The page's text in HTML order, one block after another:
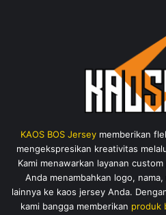
KAOS BOS Jerseymemberikan
mengekspresikan kreativitas
Kami menawarkan layanan
Anda menambahkan logo,
lainnya ke kaos jersey Anda.
kami bangga memberikan produk